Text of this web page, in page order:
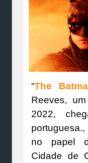
“The
Reeves,
2022,
no papel
Cidade de